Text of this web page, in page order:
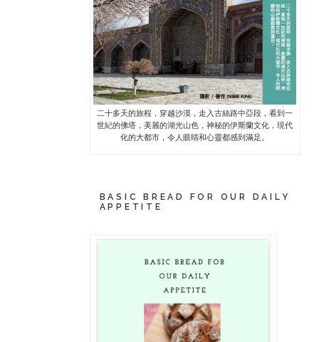
二十多天的旅程，穿越沙漠，走入古絲路中亞段，看到一
世紀的佛塔，美麗的湖光山色，神秘的伊斯蘭文化，現代
化的大都市，令人眼睛和心靈都感到滿足。
BASIC BREAD FOR OUR DAILY
APPETITE